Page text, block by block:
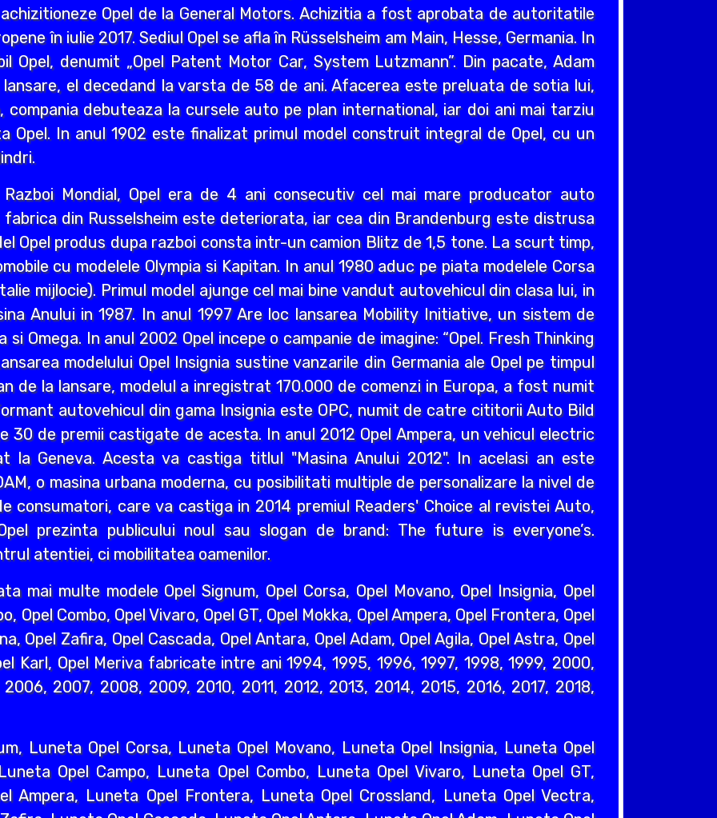
Opel de la General Motors. Achizitia a fost aprobata de autoritatile
în iulie 2017. Sediul Opel se afla în Rüsselsheim am Main, Hesse, Germania. In
Opel, denumit „Opel Patent Motor Car, System Lutzmann”. Din pacate, Adam
el decedand la varsta de 58 de ani. Afacerea este preluata de sotia lui,
compania debuteaza la cursele auto pe plan international, iar doi ani mai tarziu
Opel. In anul 1902 este finalizat primul model construit integral de Opel, cu un
Mondial, Opel era de 4 ani consecutiv cel mai mare producator auto
din Russelsheim este deteriorata, iar cea din Brandenburg este distrusa
Opel produs dupa razboi consta intr-un camion Blitz de 1,5 tone. La scurt timp,
cu modelele Olympia si Kapitan. In anul 1980 aduc pe piata modelele Corsa
mijlocie). Primul model ajunge cel mai bine vandut autovehicul din clasa lui, in
Anului in 1987. In anul 1997 Are loc lansarea Mobility Initiative, un sistem de
Omega. In anul 2002 Opel incepe o campanie de imagine: “Opel. Fresh Thinking
modelului Opel Insignia sustine vanzarile din Germania ale Opel pe timpul
de la lansare, modelul a inregistrat 170.000 de comenzi in Europa, a fost numit
autovehicul din gama Insignia este OPC, numit de catre cititorii Auto Bild
30 de premii castigate de acesta. In anul 2012 Opel Ampera, un vehicul electric
la Geneva. Acesta va castiga titlul "Masina Anului 2012". In acelasi an este
o masina urbana moderna, cu posibilitati multiple de personalizare la nivel de
consumatori, care va castiga in 2014 premiul Readers' Choice al revistei Auto,
prezinta publicului noul sau slogan de brand: The future is everyone’s.
atentiei, ci mobilitatea oamenilor.
mai multe modele Opel Signum, Opel Corsa, Opel Movano, Opel Insignia, Opel
Opel Combo, Opel Vivaro, Opel GT, Opel Mokka, Opel Ampera, Opel Frontera, Opel
Opel Zafira, Opel Cascada, Opel Antara, Opel Adam, Opel Agila, Opel Astra, Opel
Karl, Opel Meriva fabricate intre ani 1994, 1995, 1996, 1997, 1998, 1999, 2000,
2007, 2008, 2009, 2010, 2011, 2012, 2013, 2014, 2015, 2016, 2017, 2018,
Luneta Opel Corsa, Luneta Opel Movano, Luneta Opel Insignia, Luneta Opel
Opel Campo, Luneta Opel Combo, Luneta Opel Vivaro, Luneta Opel GT,
Ampera, Luneta Opel Frontera, Luneta Opel Crossland, Luneta Opel Vectra,